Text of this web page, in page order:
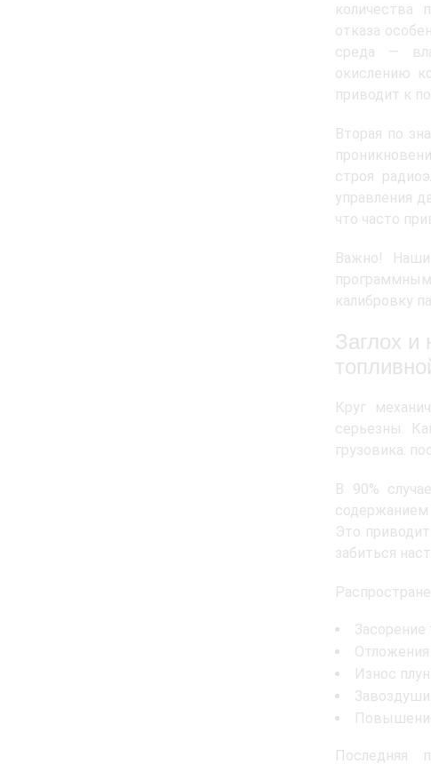
количества
отказа
среда —
окислению
приводит к
Вторая по
строя
управления
что часто
Важно! Наши
калибровку
Заглох и
Круг
серьезны.
грузовика:
В 90%
Это
забиться
Засорение
Отложения
Износ
Последняя